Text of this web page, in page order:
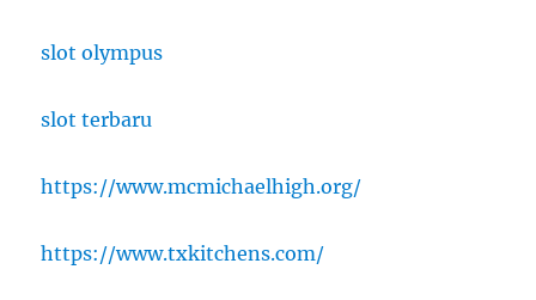
slot olympus
slot terbaru
https://www.mcmichaelhigh.org/
https://www.txkitchens.com/